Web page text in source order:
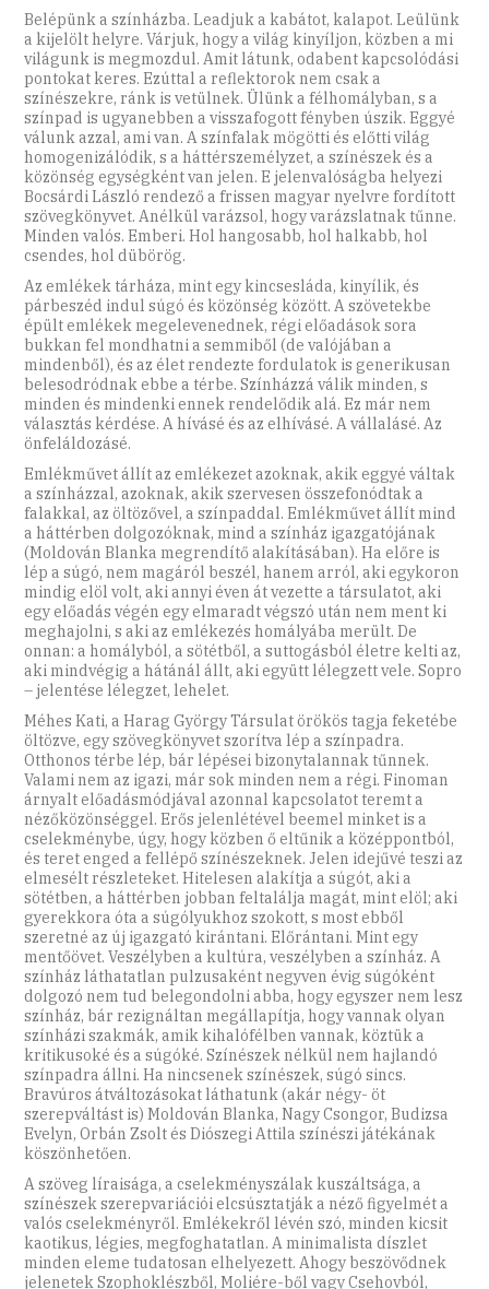
Belépünk a színházba. Leadjuk a kabátot, kalapot. Leülünk
a kijelölt helyre. Várjuk, hogy a világ kinyíljon, közben a mi
világunk is megmozdul. Amit látunk, odabent kapcsolódási
pontokat keres. Ezúttal a reflektorok nem csak a
színészekre, ránk is vetülnek. Ülünk a félhomályban, s a
színpad is ugyanebben a visszafogott fényben úszik. Eggyé
válunk azzal, ami van. A színfalak mögötti és előtti világ
homogenizálódik, s a háttérszemélyzet, a színészek és a
közönség egységként van jelen. E jelenvalóságba helyezi
Bocsárdi László rendező a frissen magyar nyelvre fordított
szövegkönyvet. Anélkül varázsol, hogy varázslatnak tűnne.
Minden valós. Emberi. Hol hangosabb, hol halkabb, hol
csendes, hol dübörög.
Az emlékek tárháza, mint egy kincsesláda, kinyílik, és
párbeszéd indul súgó és közönség között. A szövetekbe
épült emlékek megelevenednek, régi előadások sora
bukkan fel mondhatni a semmiből (de valójában a
mindenből), és az élet rendezte fordulatok is generikusan
belesodródnak ebbe a térbe. Színházzá válik minden, s
minden és mindenki ennek rendelődik alá. Ez már nem
választás kérdése. A hívásé és az elhívásé. A vállalásé. Az
önfeláldozásé.
Emlékművet állít az emlékezet azoknak, akik eggyé váltak
a színházzal, azoknak, akik szervesen összefonódtak a
falakkal, az öltözővel, a színpaddal. Emlékművet állít mind
a háttérben dolgozóknak, mind a színház igazgatójának
(Moldován Blanka megrendítő alakításában). Ha előre is
lép a súgó, nem magáról beszél, hanem arról, aki egykoron
mindig elöl volt, aki annyi éven át vezette a társulatot, aki
egy előadás végén egy elmaradt végszó után nem ment ki
meghajolni, s aki az emlékezés homályába merült. De
onnan: a homályból, a sötétből, a suttogásból életre kelti az,
aki mindvégig a hátánál állt, aki együtt lélegzett vele. Sopro
– jelentése lélegzet, lehelet.
Méhes Kati, a Harag György Társulat örökös tagja feketébe
öltözve, egy szövegkönyvet szorítva lép a színpadra.
Otthonos térbe lép, bár lépései bizonytalannak tűnnek.
Valami nem az igazi, már sok minden nem a régi. Finoman
árnyalt előadásmódjával azonnal kapcsolatot teremt a
nézőközönséggel. Erős jelenlétével beemel minket is a
cselekménybe, úgy, hogy közben ő eltűnik a középpontból,
és teret enged a fellépő színészeknek. Jelen idejűvé teszi az
elmesélt részleteket. Hitelesen alakítja a súgót, aki a
sötétben, a háttérben jobban feltalálja magát, mint elöl; aki
gyerekkora óta a súgólyukhoz szokott, s most ebből
szeretné az új igazgató kirántani. Előrántani. Mint egy
mentőövet. Veszélyben a kultúra, veszélyben a színház. A
színház láthatatlan pulzusaként negyven évig súgóként
dolgozó nem tud belegondolni abba, hogy egyszer nem lesz
színház, bár rezignáltan megállapítja, hogy vannak olyan
színházi szakmák, amik kihalófélben vannak, köztük a
kritikusoké és a súgóké. Színészek nélkül nem hajlandó
színpadra állni. Ha nincsenek színészek, súgó sincs.
Bravúros átváltozásokat láthatunk (akár négy- öt
szerepváltást is) Moldován Blanka, Nagy Csongor, Budizsa
Evelyn, Orbán Zsolt és Diószegi Attila színészi játékának
köszönhetően.
A szöveg líraisága, a cselekményszálak kuszáltsága, a
színészek szerepvariációi elcsúsztatják a néző figyelmét a
valós cselekményről. Emlékekről lévén szó, minden kicsit
kaotikus, légies, megfoghatatlan. A minimalista díszlet
minden eleme tudatosan elhelyezett. Ahogy beszövődnek
jelenetek Szophoklészből, Moliére-ből vagy Csehovból,